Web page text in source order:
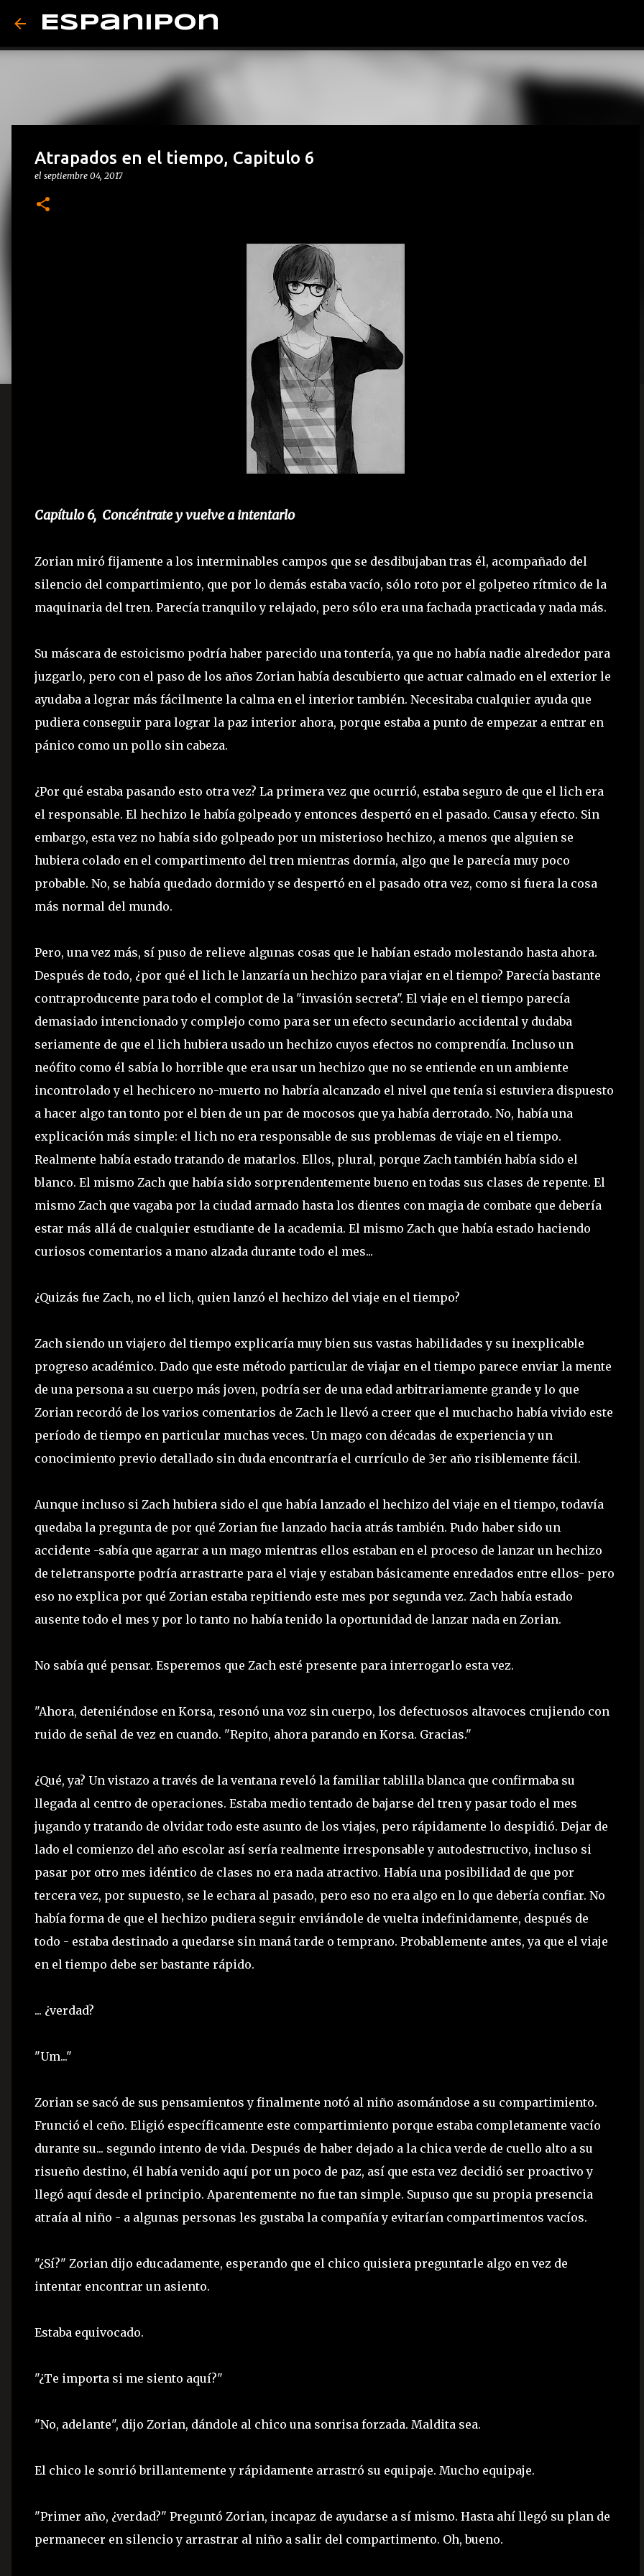
Espanipon
Atrapados en el tiempo, Capitulo 6
el septiembre 04, 2017
Capítulo 6, Concéntrate y vuelve a intentarlo
Zorian miró fijamente a los interminables campos que se desdibujaban tras él, acompañado del
silencio del compartimiento, que por lo demás estaba vacío, sólo roto por el golpeteo rítmico de la
maquinaria del tren. Parecía tranquilo y relajado, pero sólo era una fachada practicada y nada más.
Su máscara de estoicismo podría haber parecido una tontería, ya que no había nadie alrededor para
juzgarlo, pero con el paso de los años Zorian había descubierto que actuar calmado en el exterior le
ayudaba a lograr más fácilmente la calma en el interior también. Necesitaba cualquier ayuda que
pudiera conseguir para lograr la paz interior ahora, porque estaba a punto de empezar a entrar en
pánico como un pollo sin cabeza.
¿Por qué estaba pasando esto otra vez? La primera vez que ocurrió, estaba seguro de que el lich era
el responsable. El hechizo le había golpeado y entonces despertó en el pasado. Causa y efecto. Sin
embargo, esta vez no había sido golpeado por un misterioso hechizo, a menos que alguien se
hubiera colado en el compartimento del tren mientras dormía, algo que le parecía muy poco
probable. No, se había quedado dormido y se despertó en el pasado otra vez, como si fuera la cosa
más normal del mundo.
Pero, una vez más, sí puso de relieve algunas cosas que le habían estado molestando hasta ahora.
Después de todo, ¿por qué el lich le lanzaría un hechizo para viajar en el tiempo? Parecía bastante
contraproducente para todo el complot de la "invasión secreta". El viaje en el tiempo parecía
demasiado intencionado y complejo como para ser un efecto secundario accidental y dudaba
seriamente de que el lich hubiera usado un hechizo cuyos efectos no comprendía. Incluso un
neófito como él sabía lo horrible que era usar un hechizo que no se entiende en un ambiente
incontrolado y el hechicero no-muerto no habría alcanzado el nivel que tenía si estuviera dispuesto
a hacer algo tan tonto por el bien de un par de mocosos que ya había derrotado. No, había una
explicación más simple: el lich no era responsable de sus problemas de viaje en el tiempo.
Realmente había estado tratando de matarlos. Ellos, plural, porque Zach también había sido el
blanco. El mismo Zach que había sido sorprendentemente bueno en todas sus clases de repente. El
mismo Zach que vagaba por la ciudad armado hasta los dientes con magia de combate que debería
estar más allá de cualquier estudiante de la academia. El mismo Zach que había estado haciendo
curiosos comentarios a mano alzada durante todo el mes...
¿Quizás fue Zach, no el lich, quien lanzó el hechizo del viaje en el tiempo?
Zach siendo un viajero del tiempo explicaría muy bien sus vastas habilidades y su inexplicable
progreso académico. Dado que este método particular de viajar en el tiempo parece enviar la mente
de una persona a su cuerpo más joven, podría ser de una edad arbitrariamente grande y lo que
Zorian recordó de los varios comentarios de Zach le llevó a creer que el muchacho había vivido este
período de tiempo en particular muchas veces. Un mago con décadas de experiencia y un
conocimiento previo detallado sin duda encontraría el currículo de 3er año risiblemente fácil.
Aunque incluso si Zach hubiera sido el que había lanzado el hechizo del viaje en el tiempo, todavía
quedaba la pregunta de por qué Zorian fue lanzado hacia atrás también. Pudo haber sido un
accidente -sabía que agarrar a un mago mientras ellos estaban en el proceso de lanzar un hechizo
de teletransporte podría arrastrarte para el viaje y estaban básicamente enredados entre ellos- pero
eso no explica por qué Zorian estaba repitiendo este mes por segunda vez. Zach había estado
ausente todo el mes y por lo tanto no había tenido la oportunidad de lanzar nada en Zorian.
No sabía qué pensar. Esperemos que Zach esté presente para interrogarlo esta vez.
"Ahora, deteniéndose en Korsa, resonó una voz sin cuerpo, los defectuosos altavoces crujiendo con
ruido de señal de vez en cuando. "Repito, ahora parando en Korsa. Gracias."
¿Qué, ya? Un vistazo a través de la ventana reveló la familiar tablilla blanca que confirmaba su
llegada al centro de operaciones. Estaba medio tentado de bajarse del tren y pasar todo el mes
jugando y tratando de olvidar todo este asunto de los viajes, pero rápidamente lo despidió. Dejar de
lado el comienzo del año escolar así sería realmente irresponsable y autodestructivo, incluso si
pasar por otro mes idéntico de clases no era nada atractivo. Había una posibilidad de que por
tercera vez, por supuesto, se le echara al pasado, pero eso no era algo en lo que debería confiar. No
había forma de que el hechizo pudiera seguir enviándole de vuelta indefinidamente, después de
todo - estaba destinado a quedarse sin maná tarde o temprano. Probablemente antes, ya que el viaje
en el tiempo debe ser bastante rápido.
... ¿verdad?
"Um..."
Zorian se sacó de sus pensamientos y finalmente notó al niño asomándose a su compartimiento.
Frunció el ceño. Eligió específicamente este compartimiento porque estaba completamente vacío
durante su... segundo intento de vida. Después de haber dejado a la chica verde de cuello alto a su
risueño destino, él había venido aquí por un poco de paz, así que esta vez decidió ser proactivo y
llegó aquí desde el principio. Aparentemente no fue tan simple. Supuso que su propia presencia
atraía al niño - a algunas personas les gustaba la compañía y evitarían compartimentos vacíos.
"¿Sí?" Zorian dijo educadamente, esperando que el chico quisiera preguntarle algo en vez de
intentar encontrar un asiento.
Estaba equivocado.
"¿Te importa si me siento aquí?"
"No, adelante", dijo Zorian, dándole al chico una sonrisa forzada. Maldita sea.
El chico le sonrió brillantemente y rápidamente arrastró su equipaje. Mucho equipaje.
"Primer año, ¿verdad?" Preguntó Zorian, incapaz de ayudarse a sí mismo. Hasta ahí llegó su plan de
permanecer en silencio y arrastrar al niño a salir del compartimento. Oh, bueno.